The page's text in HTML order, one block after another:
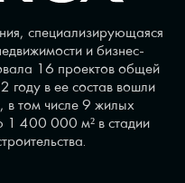
специализирующаяся
и бизнес-
16 проектов общей
в ее состав вошли
в том числе 9 жилых
1 400 000 м² в стадии